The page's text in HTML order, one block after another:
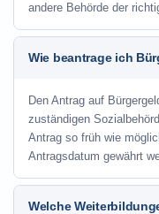
andere Behörde der
Wie beantrage ich
Den Antrag auf
zuständigen
Antrag so früh wie
Antragsdatum gewährt
Welche